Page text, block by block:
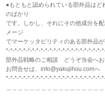
●もともと認められている部外品は
のばかり
です。しかし、それにその他成分を
メージ
でマーケッタビリティのある部外品が
*-*-*-*-*-*-*-*-*-*-*-*-*-*-*-*-*-*-*-*-*-*-
部外品戦略のご相談 どうぞ当会へお
お問合せは、info@yakujihou.comへ
*-*-*-*-*-*-*-*-*-*-*-*-*-*-*-*-*-*-*-*-*-*-